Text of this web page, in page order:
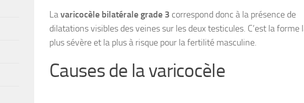
Lavaricocèle bilatérale grade 3 correspond donc à la présence de
dilatations visibles des veines sur les deux testicules. C’est la forme
plus sévère et la plus à risque pour la fertilité masculine.
Causes de la varicocèle